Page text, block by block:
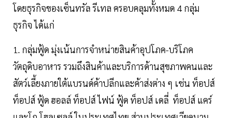
โดยธุรกิจของเซ็นทรัล รีเทล ครอบคลุมทั้งหมด 4 กลุ่ม
ธุรกิจ ได้แก่
1. กลุ่มฟู้ด มุ่งเน้นการจำหน่ายสินค้าอุปโภค-บริโภค
วัตถุดิบอาหาร รวมถึงสินค้าและบริการด้านสุขภาพคนและ
สัตว์เลี้ยงภายใต้แบรนด์ค้าปลีกและค้าส่งต่าง ๆ เช่น ท็อปส์
ท็อปส์ ฟู้ด ฮอลล์ ท็อปส์ ไฟน์ ฟู้ด ท็อปส์ เดลี่ ท็อปส์ แคร์